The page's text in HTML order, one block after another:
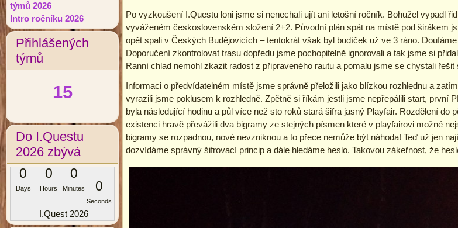
týmů 2026
Intro ročníku 2026
Přihlášených
týmů
15
Do I.Questu
2026 zbývá
0
Days
0
Hours
0
Minutes 0
Seconds
I.Quest 2026
Po vyzkoušení I.Questu loni jsme si nenechali ujít ani letošní ročník. Bohužel vypadl
vyváženém československém složení 2+2. Původní plán spát na místě pod širákem
opět spali v Českých Budějovicích – tentokrát však byl budíček už ve 3 ráno.
Doporučení zkontrolovat trasu dopředu jsme pochopitelně ignorovali a tak jsme si
Ranní chlad nemohl zkazit radost z připraveného rautu a pomalu jsme se chystali řešit
Informaci o předvídatelném místě jsme správně přeložili jako blízkou rozhlednu a
vyrazili jsme poklusem k rozhledně. Zpětně si říkám jestli jsme nepřepálili start, první
byla následující hodinu a půl více než sto roků stará šifra jasný Playfair. Rozdělení do
existenci hravě převážili dva bigramy ze stejných písmen které v playfairovi možné
bigramy se rozpadnou, nové nevzniknou a to přece nemůže být náhoda! Teď už jen
dozvídáme správný šifrovací princip a dále hledáme heslo. Takovou zákeřnost, že